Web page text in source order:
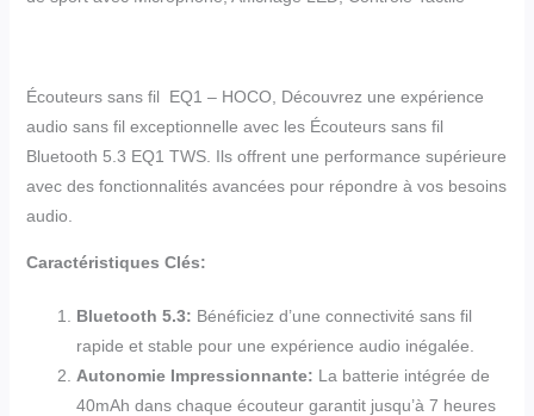
Écouteurs sans fil EQ1 – HOCO, Découvrez une expérience
audio sans fil exceptionnelle avec les Écouteurs sans fil
Bluetooth 5.3 EQ1 TWS. Ils offrent une performance supérieure
avec des fonctionnalités avancées pour répondre à vos besoins
audio.
Caractéristiques Clés:
Bluetooth 5.3: Bénéficiez d’une connectivité sans fil
rapide et stable pour une expérience audio inégalée.
Autonomie Impressionnante: La batterie intégrée de
40mAh dans chaque écouteur garantit jusqu’à 7 heures